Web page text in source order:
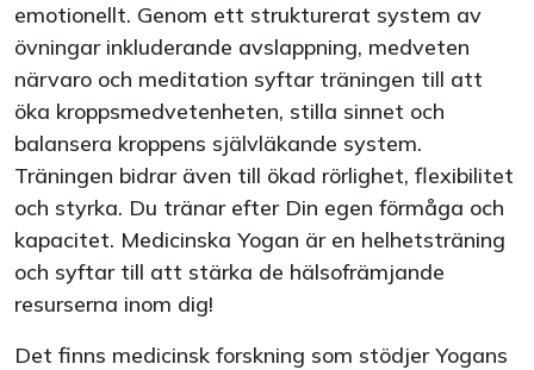
emotionellt. Genom ett strukturerat system av
övningar inkluderande avslappning, medveten
närvaro och meditation syftar träningen till att
öka kroppsmedvetenheten, stilla sinnet och
balansera kroppens självläkande system.
Träningen bidrar även till ökad rörlighet, flexibilitet
och styrka. Du tränar efter Din egen förmåga och
kapacitet. Medicinska Yogan är en helhetsträning
och syftar till att stärka de hälsofrämjande
resurserna inom dig!
Det finns medicinsk forskning som stödjer Yogans